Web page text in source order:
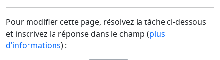
Pour modifier cette page, résolvez la tâche ci-dessous
et inscrivez la réponse dans le champ (plus
d’informations) :